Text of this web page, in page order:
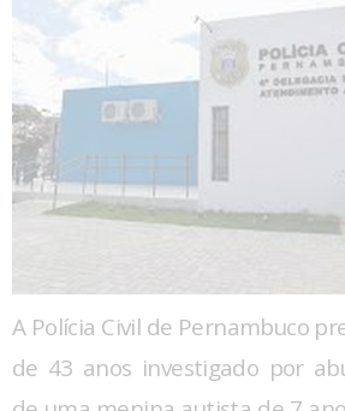
A Polícia Civil de Pernambuco
de 43 anos investigado por